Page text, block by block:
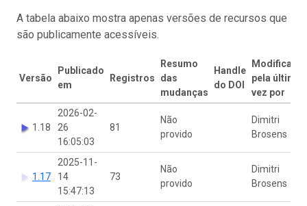
A tabela abaixo mostra apenas versões de recursos que
são publicamente acessíveis.
Versão
Publicado
em
Registros
Resumo
das
mudanças
Handle
do DOI
Modificado
pela última
vez por
1.18
2026-02-
26
16:05:03
81
Não
provido
Dimitri
Brosens
1.17
2025-11-
14
15:47:13
73
Não
provido
Dimitri
Brosens